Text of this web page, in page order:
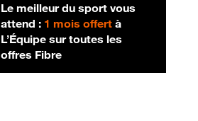
Le meilleur du sport vous
attend : 1 mois offertà
L’Équipe sur toutes les
offres Fibre